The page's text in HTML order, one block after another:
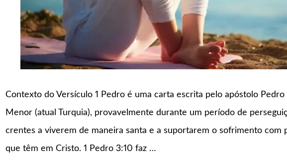
Contexto do Versículo 1 Pedro é uma carta escrita pelo apóstolo Pedro
Menor (atual Turquia), provavelmente durante um período de
crentes a viverem de maneira santa e a suportarem o sofrimento com
que têm em Cristo. 1 Pedro 3:10 faz …